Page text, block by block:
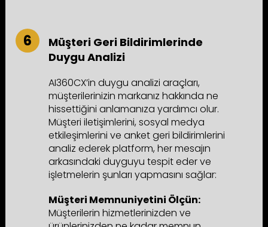
Müşteri Geri Bildirimlerinde
Duygu Analizi
AI360CX’in duygu analizi araçları,
müşterilerinizin markanız hakkında ne
hissettiğini anlamanıza yardımcı olur.
Müşteri iletişimlerini, sosyal medya
etkileşimlerini ve anket geri bildirimlerini
analiz ederek platform, her mesajın
arkasındaki duyguyu tespit eder ve
işletmelerin şunları yapmasını sağlar:
Müşteri Memnuniyetini Ölçün:
Müşterilerin hizmetlerinizden ve